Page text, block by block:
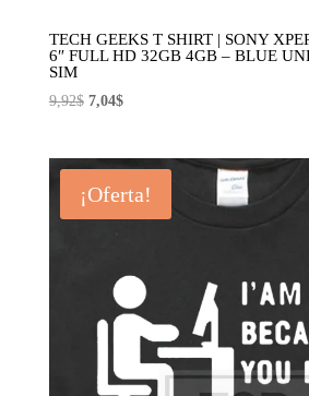
TECH GEEKS T SHIRT | SONY
6″ FULL HD 32GB 4GB – BLUE
SIM
9,92$ El
9,92$.
7,04$El
7,04$.
¡Oferta!